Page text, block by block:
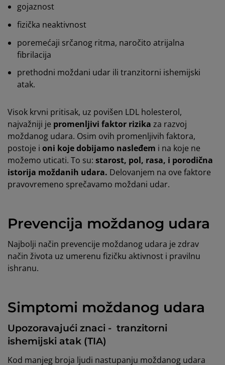
gojaznost
fizička neaktivnost
poremećaji srčanog ritma, naročito atrijalna
fibrilacija
prethodni moždani udar ili tranzitorni ishemijski
atak.
Visok krvni pritisak, uz povišen LDL holesterol,
najvažniji je promenljivi faktor rizika za razvoj
moždanog udara. Osim ovih promenljivih faktora,
postoje i oni koje dobijamo nasleđem i na koje ne
možemo uticati. To su: starost, pol, rasa, i porodična
istorija moždanih udara. Delovanjem na ove faktore
pravovremeno sprečavamo moždani udar.
Prevencija moždanog udara
Najbolji način prevencije moždanog udara je zdrav
način života uz umerenu fizičku aktivnost i pravilnu
ishranu.
Simptomi moždanog udara
Upozoravajući znaci - tranzitorni
ishemijski atak (TIA)
Kod manjeg broja ljudi nastupanju moždanog udara